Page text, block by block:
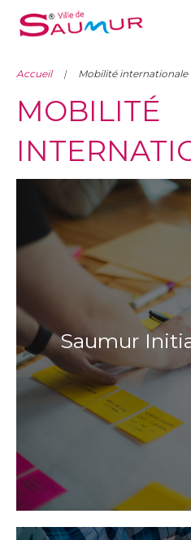
Accueil Mobilité internationale
MOBILITÉ
Saumur